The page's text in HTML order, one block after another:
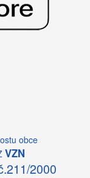
obce
VZN
2000